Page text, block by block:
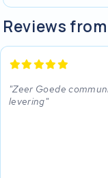
Reviews
Zeer Goede
levering